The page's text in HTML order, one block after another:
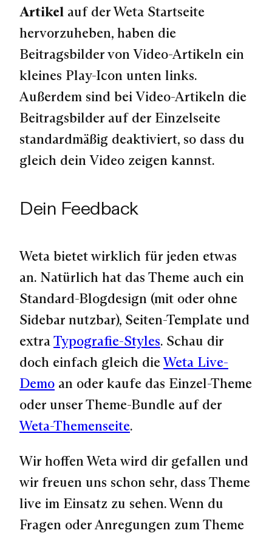
Artikel auf der Weta Startseite
hervorzuheben, haben die
Beitragsbilder von Video-Artikeln ein
kleines Play-Icon unten links.
Außerdem sind bei Video-Artikeln die
Beitragsbilder auf der Einzelseite
standardmäßig deaktiviert, so dass du
gleich dein Video zeigen kannst.
Dein Feedback
Weta bietet wirklich für jeden etwas
an. Natürlich hat das Theme auch ein
Standard-Blogdesign (mit oder ohne
Sidebar nutzbar), Seiten-Template und
extraTypografie-Styles. Schau dir
doch einfach gleich dieWeta Live-
Demo an oder kaufe das Einzel-Theme
oder unser Theme-Bundle auf der
Weta-Themenseite.
Wir hoffen Weta wird dir gefallen und
wir freuen uns schon sehr, dass Theme
live im Einsatz zu sehen. Wenn du
Fragen oder Anregungen zum Theme